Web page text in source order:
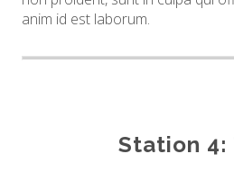
anim id est laborum.
Station 4: